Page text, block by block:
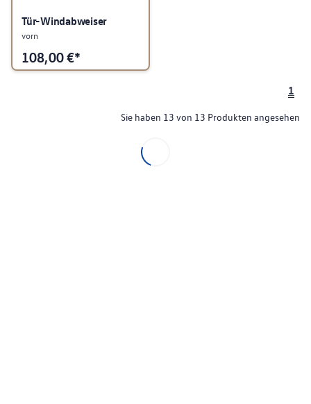
Tür-Windabweiser
vorn
108,00€*
1
Sie haben 13 von 13 Produkten angesehen